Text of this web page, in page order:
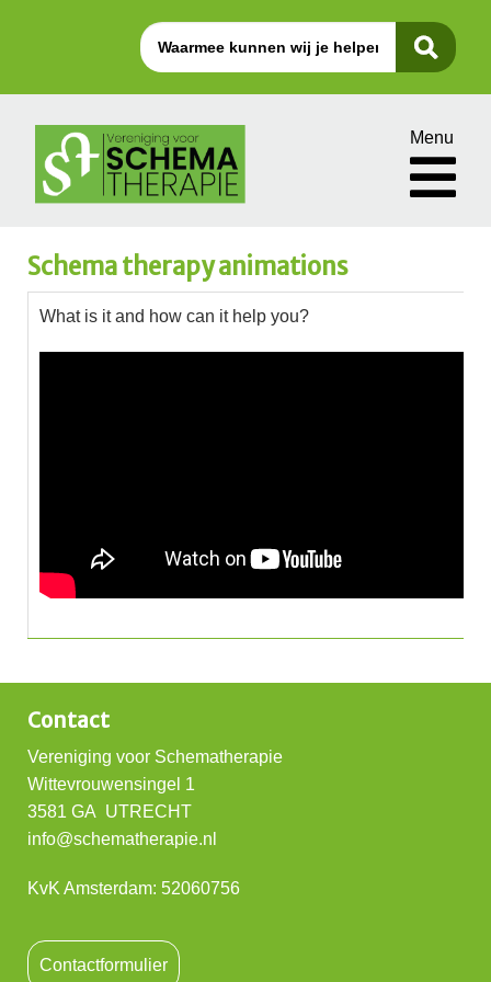
Menu
Schema therapy animations
What is it and how can it help you?
Contact
Vereniging voor Schematherapie
Wittevrouwensingel 1
3581 GA UTRECHT
info@schematherapie.nl
KvK Amsterdam: 52060756
Contactformulier